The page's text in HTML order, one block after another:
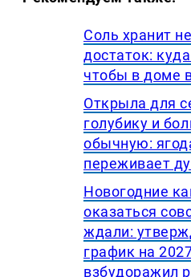
Соль хранит
достаток:
чтобы в доме
Открыла для
голубику и
обычную:
переживает
Новогодние
оказаться
ждали:
график на
взбудоражил